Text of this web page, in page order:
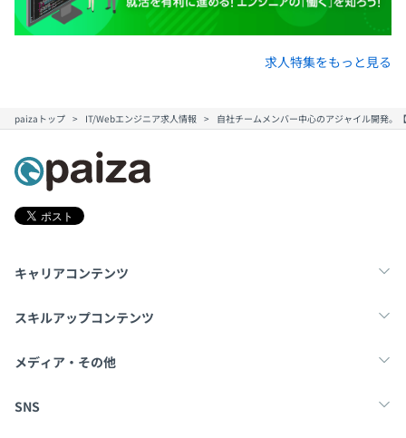
技術的な守備範囲は、先進的なWebシステムのバックエ
ンドとフロントエンドあたりがメインです。
Java（Spring）がスキルのベースにある人がほとんどで
すが、仕事の上では便利ならば何でもOKと言うスタンス
担当する仕事も新規のプロジェクトが多い為、新しい技術
であったり未経験な要素に関しても、プロのエンジニアな
んだから調べりゃいいだろ。的な雰囲気で対応してしまう
感じです。
会社としてアジャイルソフトウェア開発を志向しており、
ます。また、システム設計能力と技術的守備範囲の広さを
求人特集をもっと見る
paizaトップ IT/Webエンジニア求人情報 自社チームメンバー中心のアジャイル開発。
キャリアコンテンツ
転職・キャリア
スキルアップコンテンツ
学習
メディア・その他
Tech Team Journal
SNS